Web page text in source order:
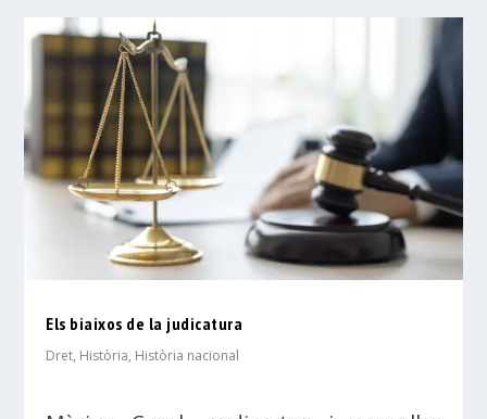
Els biaixos de la judicatura
Dret, Història, Història nacional